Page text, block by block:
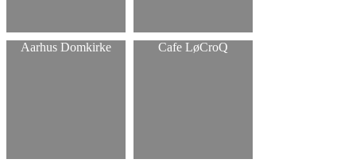
Aarhus Domkirke Cafe LøCroQ